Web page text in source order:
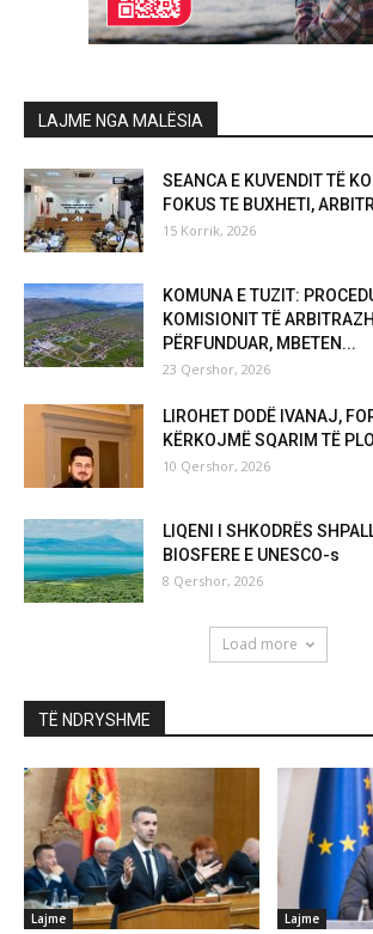
LAJME NGA MALËSIA
SEANCA E KUVENDIT TË
FOKUS TE BUXHETI,
15 Korrik, 2026
KOMUNA E TUZIT:
KOMISIONIT TË
PËRFUNDUAR, MBETEN...
23 Qershor, 2026
LIROHET DODË IVANAJ,
KËRKOJMË SQARIM TË
10 Qershor, 2026
LIQENI I SHKODRËS
BIOSFERE E UNESCO-s
8 Qershor, 2026
Load more
TË NDRYSHME
Lajme Lajme